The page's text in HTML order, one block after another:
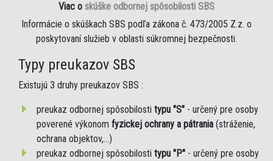
Viac o skúške odbornej spôsobilosti SBS
Informácie o skúškach SBS podľa zákona č. 473/2005 Z.z. o
poskytovaní služieb v oblasti súkromnej bezpečnosti.
Typy preukazov SBS
Existujú 3 druhy preukazov SBS :
preukaz odbornej spôsobilosti typu "S" - určený pre osoby
poverené výkonom fyzickej ochrany a pátrania (stráženie,
ochrana objektov,...)
preukaz odbornej spôsobilosti typu "P" - určený pre osoby